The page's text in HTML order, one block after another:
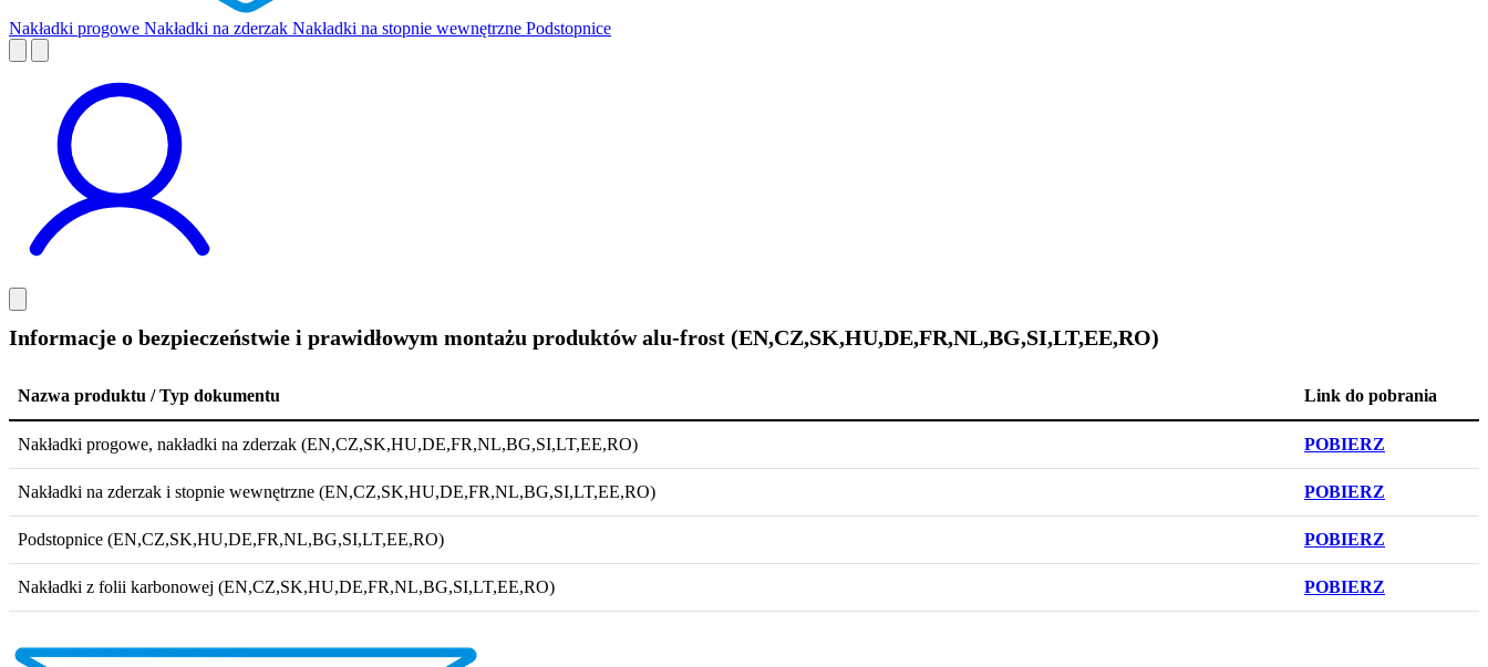
Nakładki progowe Nakładki na zderzak Nakładki na stopnie wewnętrzne Podstopnice
Informacje o bezpieczeństwie i prawidłowym montażu produktów alu-frost (EN,CZ,SK,HU,DE,FR,NL,BG,SI,LT,EE,RO)
Nazwa produktu / Typ dokumentu Link do pobrania
Nakładki progowe, nakładki na zderzak (EN,CZ,SK,HU,DE,FR,NL,BG,SI,LT,EE,RO) POBIERZ
Nakładki na zderzak i stopnie wewnętrzne (EN,CZ,SK,HU,DE,FR,NL,BG,SI,LT,EE,RO) POBIERZ
Podstopnice (EN,CZ,SK,HU,DE,FR,NL,BG,SI,LT,EE,RO) POBIERZ
Nakładki z folii karbonowej (EN,CZ,SK,HU,DE,FR,NL,BG,SI,LT,EE,RO) POBIERZ